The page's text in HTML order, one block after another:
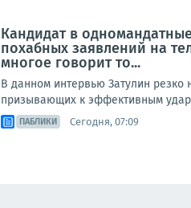
Кандидат в
похабных заявлений на
многое говорит то...
В данном интервью Затулин резко
призывающих к эффективным
ПАБЛИКИ Сегодня, 07:09